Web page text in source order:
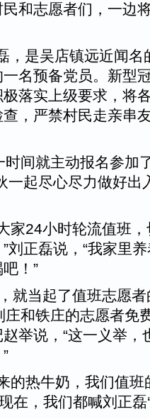
和志愿者们，一边
是吴店镇远近闻名
名预备党员。新型
落实上级要求，将
，严禁村民走亲串
间就主动报名参加
一起尽心尽力做好出
家24小时轮流值班
刘正磊说，“我家里
！”
当起了值班志愿者
和铁庄的志愿者免
举说，“这一义举，
的热牛奶，我们值班
在，我们都喊刘正